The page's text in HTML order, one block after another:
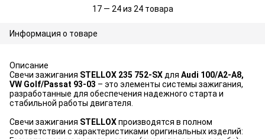
17 — 24 из 24 товара
Информация о товаре
Описание
Свечи зажигания STELLOX 235 752-SX для Audi 100/A2-A8,
VW Golf/Passat 93-03 – это элементы системы зажигания,
разработанные для обеспечения надежного старта и
стабильной работы двигателя.
Свечи зажигания STELLOXпроизводятся в полном
соответствии с характеристиками оригинальных изделий: